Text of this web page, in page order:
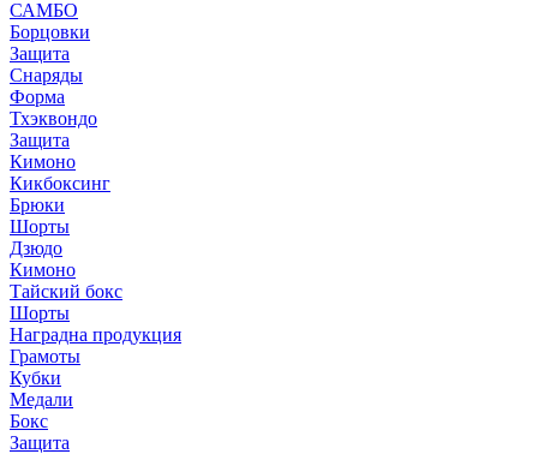
САМБО
Борцовки
Защита
Снаряды
Форма
Тхэквондо
Защита
Кимоно
Кикбоксинг
Брюки
Шорты
Дзюдо
Кимоно
Тайский бокс
Шорты
Наградна продукция
Грамоты
Кубки
Медали
Бокс
Защита